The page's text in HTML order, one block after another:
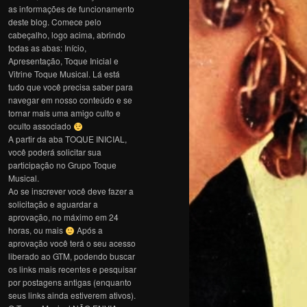
as informações de funcionamento
deste blog. Comece pelo
cabeçalho, logo acima, abrindo
todas as abas: Início,
Apresentação, Toque Inicial e
Vitrine Toque Musical. Lá está
tudo que você precisa saber para
navegar em nosso conteúdo e se
tornar mais uma amigo culto e
oculto associado
A partir da aba TOQUE INICIAL,
você poderá solicitar sua
participação no Grupo Toque
Musical.
Ao se inscrever você deve fazer a
solicitação e aguardar a
aprovação, no máximo em 24
horas, ou mais
Após a
aprovação você terá o seu acesso
liberado ao GTM, podendo buscar
os links mais recentes e pesquisar
por postagens antigas (enquanto
seus links ainda estiverem ativos).